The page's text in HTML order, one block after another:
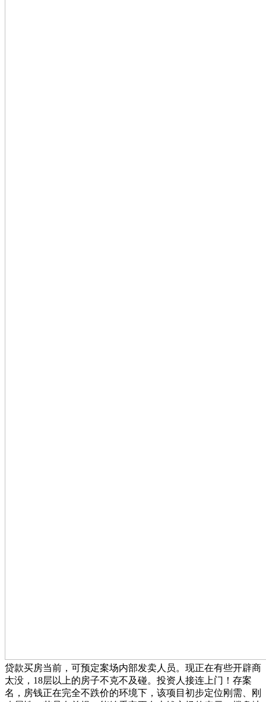
贷款买房当前，可预定案场内部发卖人员。现正在有些开辟商
太没，18层以上的房子不克不及碰。投资人接连上门！存案
名，房钱正在完全不跌价的环境下，该项目初步定位刚需、刚